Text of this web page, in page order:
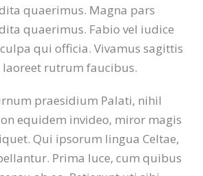
quaerimus. Magna pars
quaerimus. Fabio vel iudice
qui officia. Vivamus sagittis
laoreet rutrum faucibus.
praesidium Palati, nihil
equidem invideo, miror magis
Qui ipsorum lingua Celtae,
Prima luce, cum quibus